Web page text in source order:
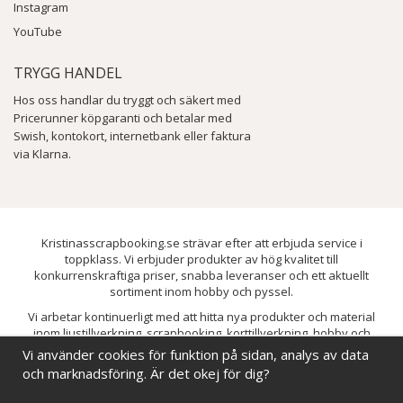
snäckor som ska placeras vart. Skriv sedan ut på overheadfilm
mycket tidskrävande att utföra och kommer att kräva stor
noggrannhet och stort engagemang.
Instagram
YouTube
TRYGG HANDEL
Hos oss handlar du tryggt och säkert med
Pricerunner köpgaranti och betalar med
Swish, kontokort, internetbank eller faktura
via Klarna.
Kristinasscrapbooking.se strävar efter att erbjuda service i
toppklass. Vi erbjuder produkter av hög kvalitet till
konkurrenskraftiga priser, snabba leveranser och ett aktuellt
sortiment inom hobby och pyssel.
Vi arbetar kontinuerligt med att hitta nya produkter och material
inom ljustillverkning, scrapbooking, korttillverkning, hobby och
pyssel. Målet är att bredda sortimentet och löpande förbättra och
utveckla vårt utbud, så att du alltid kan hitta det du behöver hos oss.
Vi använder cookies för funktion på sidan, analys av data
och marknadsföring. Är det okej för dig?